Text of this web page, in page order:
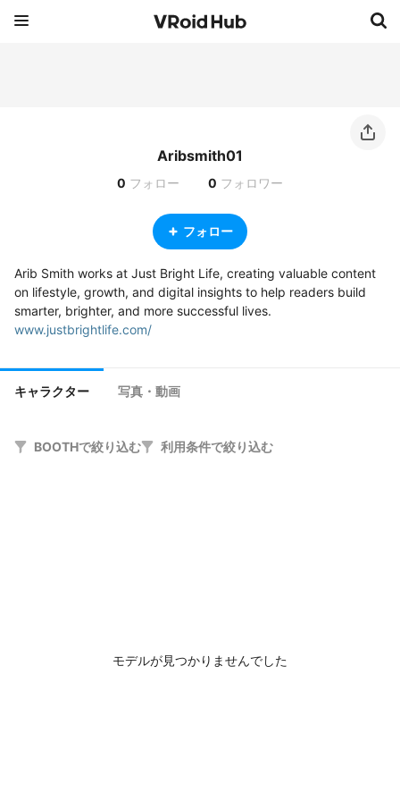
Aribsmith01
0 フォロー 0 フォロワー
フォロー
Arib Smith works at Just Bright Life, creating valuable content
on lifestyle, growth, and digital insights to help readers build
www.justbrightlife.com/
キャラクター 写真・動画
BOOTHで絞り込む 利用条件で絞り込む
モデルが見つかりませんでした